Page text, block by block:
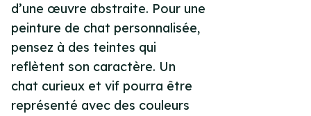
d’une œuvre abstraite. Pour une
peinture de chat personnalisée,
pensez à des teintes qui
reflètent son caractère. Un
chat curieux et vif pourra être
représenté avec des couleurs